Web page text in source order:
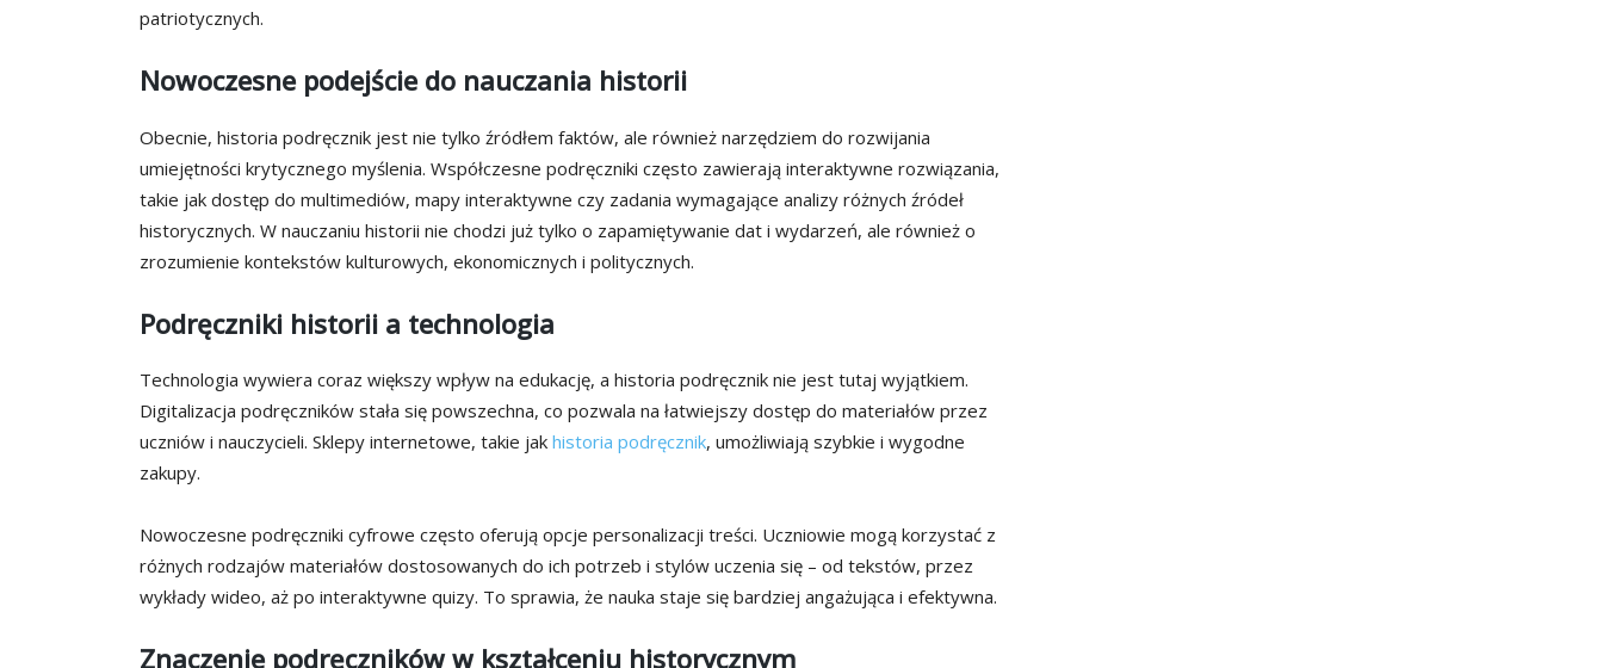
patriotycznych.
Nowoczesne podejście do nauczania historii
Obecnie, historia podręcznik jest nie tylko źródłem faktów, ale również narzędziem do rozwijania
umiejętności krytycznego myślenia. Współczesne podręczniki często zawierają interaktywne rozwiązania,
takie jak dostęp do multimediów, mapy interaktywne czy zadania wymagające analizy różnych źródeł
historycznych. W nauczaniu historii nie chodzi już tylko o zapamiętywanie dat i wydarzeń, ale również o
zrozumienie kontekstów kulturowych, ekonomicznych i politycznych.
Podręczniki historii a technologia
Technologia wywiera coraz większy wpływ na edukację, a historia podręcznik nie jest tutaj wyjątkiem.
Digitalizacja podręczników stała się powszechna, co pozwala na łatwiejszy dostęp do materiałów przez
uczniów i nauczycieli. Sklepy internetowe, takie jak historia podręcznik, umożliwiają szybkie i wygodne
zakupy.
Nowoczesne podręczniki cyfrowe często oferują opcje personalizacji treści. Uczniowie mogą korzystać z
różnych rodzajów materiałów dostosowanych do ich potrzeb i stylów uczenia się – od tekstów, przez
wykłady wideo, aż po interaktywne quizy. To sprawia, że nauka staje się bardziej angażująca i efektywna.
Znaczenie podręczników w kształceniu historycznym